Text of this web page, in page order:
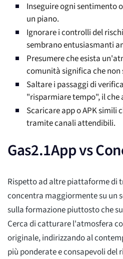
Inseguire ogni sentimento
un piano.
Ignorare i controlli del
sembrano entusiasmanti
Presumere che esista
comunità significa che
Saltare i passaggi di
"risparmiare tempo", il
Scaricare app o APK simili
tramite canali attendibili.
Gas2.1App vs
Rispetto ad altre piattaforme di
concentra maggiormente su un
sulla formazione piuttosto che
Cerca di catturare l'atmosfera
originale, indirizzando al
più ponderate e consapevoli del